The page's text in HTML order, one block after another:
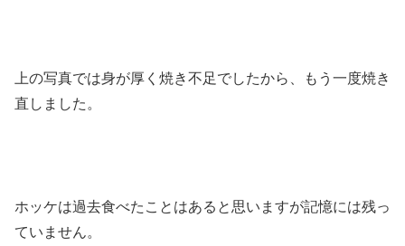
上の写真では身が厚く焼き不足でしたから、もう一度焼き
直しました。
ホッケは過去食べたことはあると思いますが記憶には残っ
ていません。